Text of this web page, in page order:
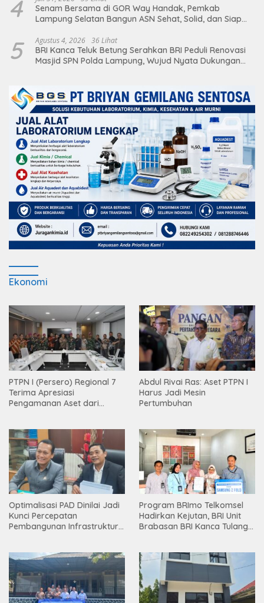
4
Senam Bersama di GOR Way Handak, Pemkab
Lampung Selatan Bangun ASN Sehat, Solid, dan Siap
5 Agustus 4, 2026 36 Lihat
BRI Kanca Teluk Betung Serahkan BRI Peduli Renovasi
Masjid SPN Polda Lampung, Wujud Nyata Dukungan
Ekonomi
PTPN I (Persero) Regional 7
Terima Apresiasi
Pengamanan Aset dari
Abdul Rivai Ras: Aset PTPN I
Harus Jadi Mesin
Pertumbuhan
Optimalisasi PAD Dinilai Jadi
Kunci Percepatan
Pembangunan Infrastruktur
Program BRImo Telkomsel
Hadirkan Kejutan, BRI Unit
Brabasan BRI Kanca Tulang
Mesuji